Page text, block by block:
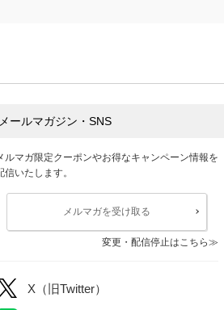
メールマガジン・SNS
ルマガ限定クーポンやお得なキャンペーン情報を
信いたします。
メルマガを受け取る
変更・配信停止はこちら
X（旧Twitter）